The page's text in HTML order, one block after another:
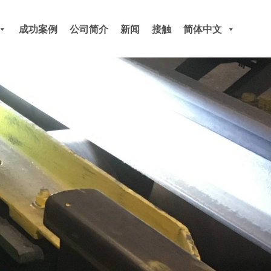
成功案例 公司简介 新闻 接触 简体中文